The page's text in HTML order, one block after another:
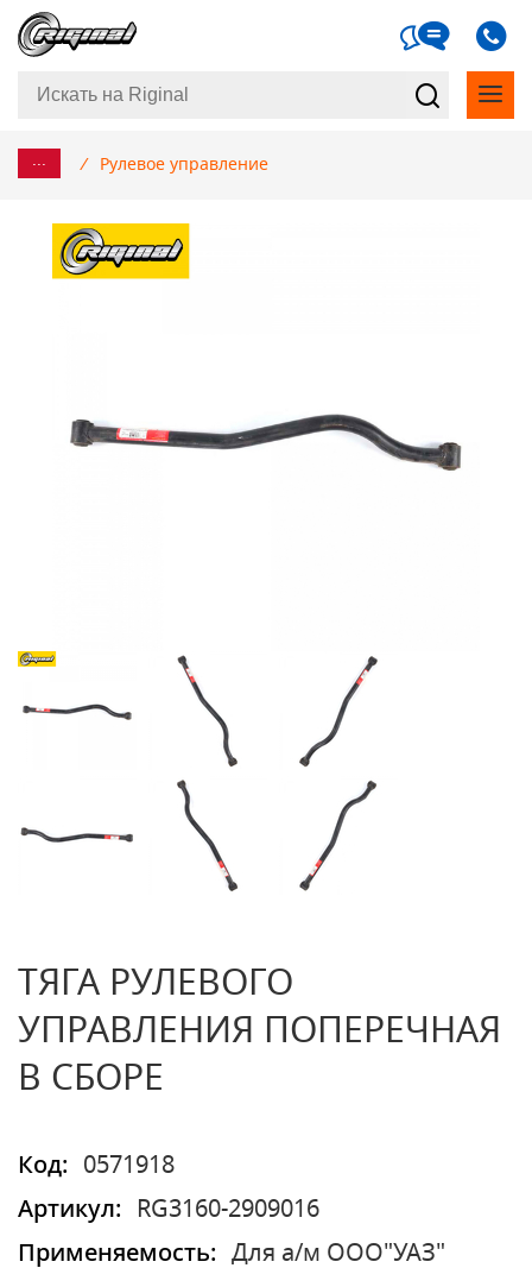
... / Рулевое управление
ТЯГА РУЛЕВОГО
УПРАВЛЕНИЯ ПОПЕРЕЧНАЯ
В СБОРЕ
Код:
0571918
Артикул:
RG3160-2909016
Применяемость:
Для а/м ООО"УАЗ"